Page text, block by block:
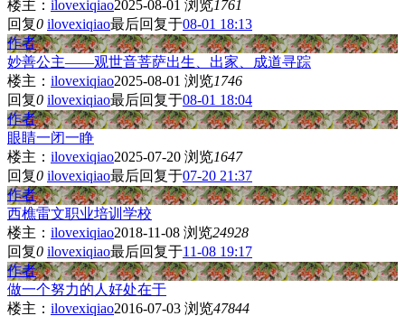
楼主： ilovexiqiao2025-08-01 浏览1761
回复0 ilovexiqiao最后回复于08-01 18:13
作者
妙善公主——观世音菩萨出生、出家、成道寻踪
楼主： ilovexiqiao2025-08-01 浏览1746
回复0 ilovexiqiao最后回复于08-01 18:04
作者
眼睛一闭一睁
楼主： ilovexiqiao2025-07-20 浏览1647
回复0 ilovexiqiao最后回复于07-20 21:37
作者
西樵雷文职业培训学校
楼主： ilovexiqiao2018-11-08 浏览24928
回复0 ilovexiqiao最后回复于11-08 19:17
作者
做一个努力的人好处在于
楼主： ilovexiqiao2016-07-03 浏览47844